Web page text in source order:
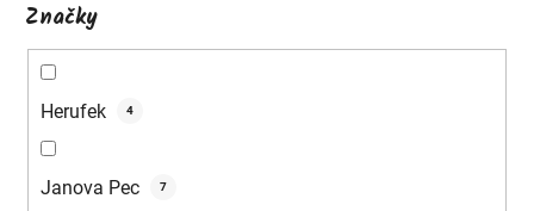
Značky
Herufek 4
Janova Pec 7